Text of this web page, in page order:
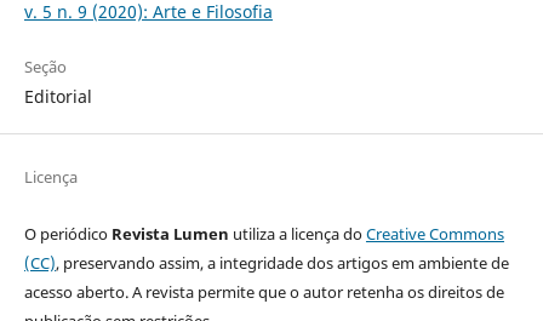
v. 5 n. 9 (2020): Arte e Filosofia
Seção
Editorial
Licença
O periódico Revista Lumen utiliza a licença doCreative Commons
(CC), preservando assim, a integridade dos artigos em ambiente de
acesso aberto. A revista permite que o autor retenha os direitos de